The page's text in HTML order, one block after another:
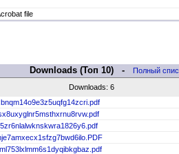
file
Downloads (Топ 10) -
Полный
Downloads: 6